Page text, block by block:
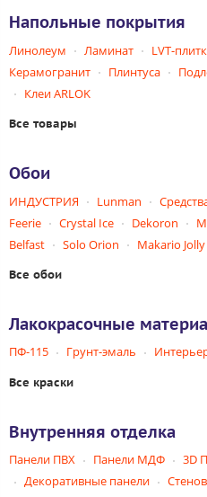
Напольные покрытия
Линолеум Ламинат
LVT-
Керамогранит
Плинтуса
Клеи ARLOK
Все товары
Обои
ИНДУСТРИЯ Lunman
Feerie
Crystal Ice Dekoron
Belfast
Solo Orion Makario Jolly
Все обои
Лакокрасочные
ПФ-115 Грунт-эмаль
Все краски
Внутренняя отделка
Панели ПВХ Панели МДФ 3D
Декоративные панели